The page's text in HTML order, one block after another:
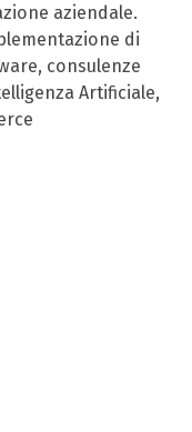
aziendale.
di
consulenze
Artificiale,